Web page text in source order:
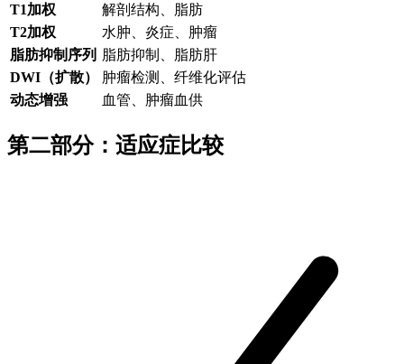
T1加权
解剖结构、脂肪
T2加权
水肿、炎症、肿瘤
脂肪抑制序列 脂肪抑制、脂肪肝
DWI（扩散）
肿瘤检测、纤维化评估
动态增强
血管、肿瘤血供
第二部分：适应症比较